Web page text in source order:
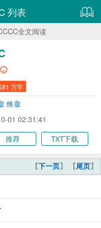
列表
全文阅读
万字
终章
01 02:31:41
推荐 TXT下载
【下一页】 【尾页】